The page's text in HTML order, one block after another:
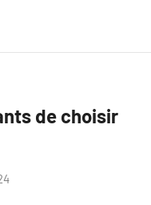
de choisir